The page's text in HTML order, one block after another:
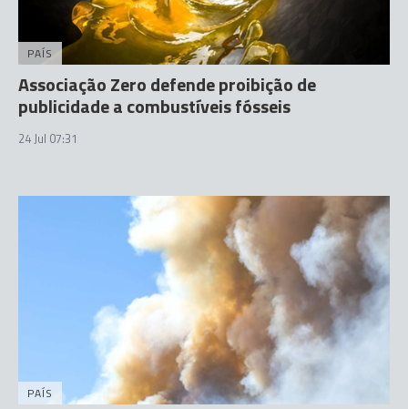
PAÍS
Associação Zero defende proibição de
publicidade a combustíveis fósseis
24 Jul 07:31
PAÍS